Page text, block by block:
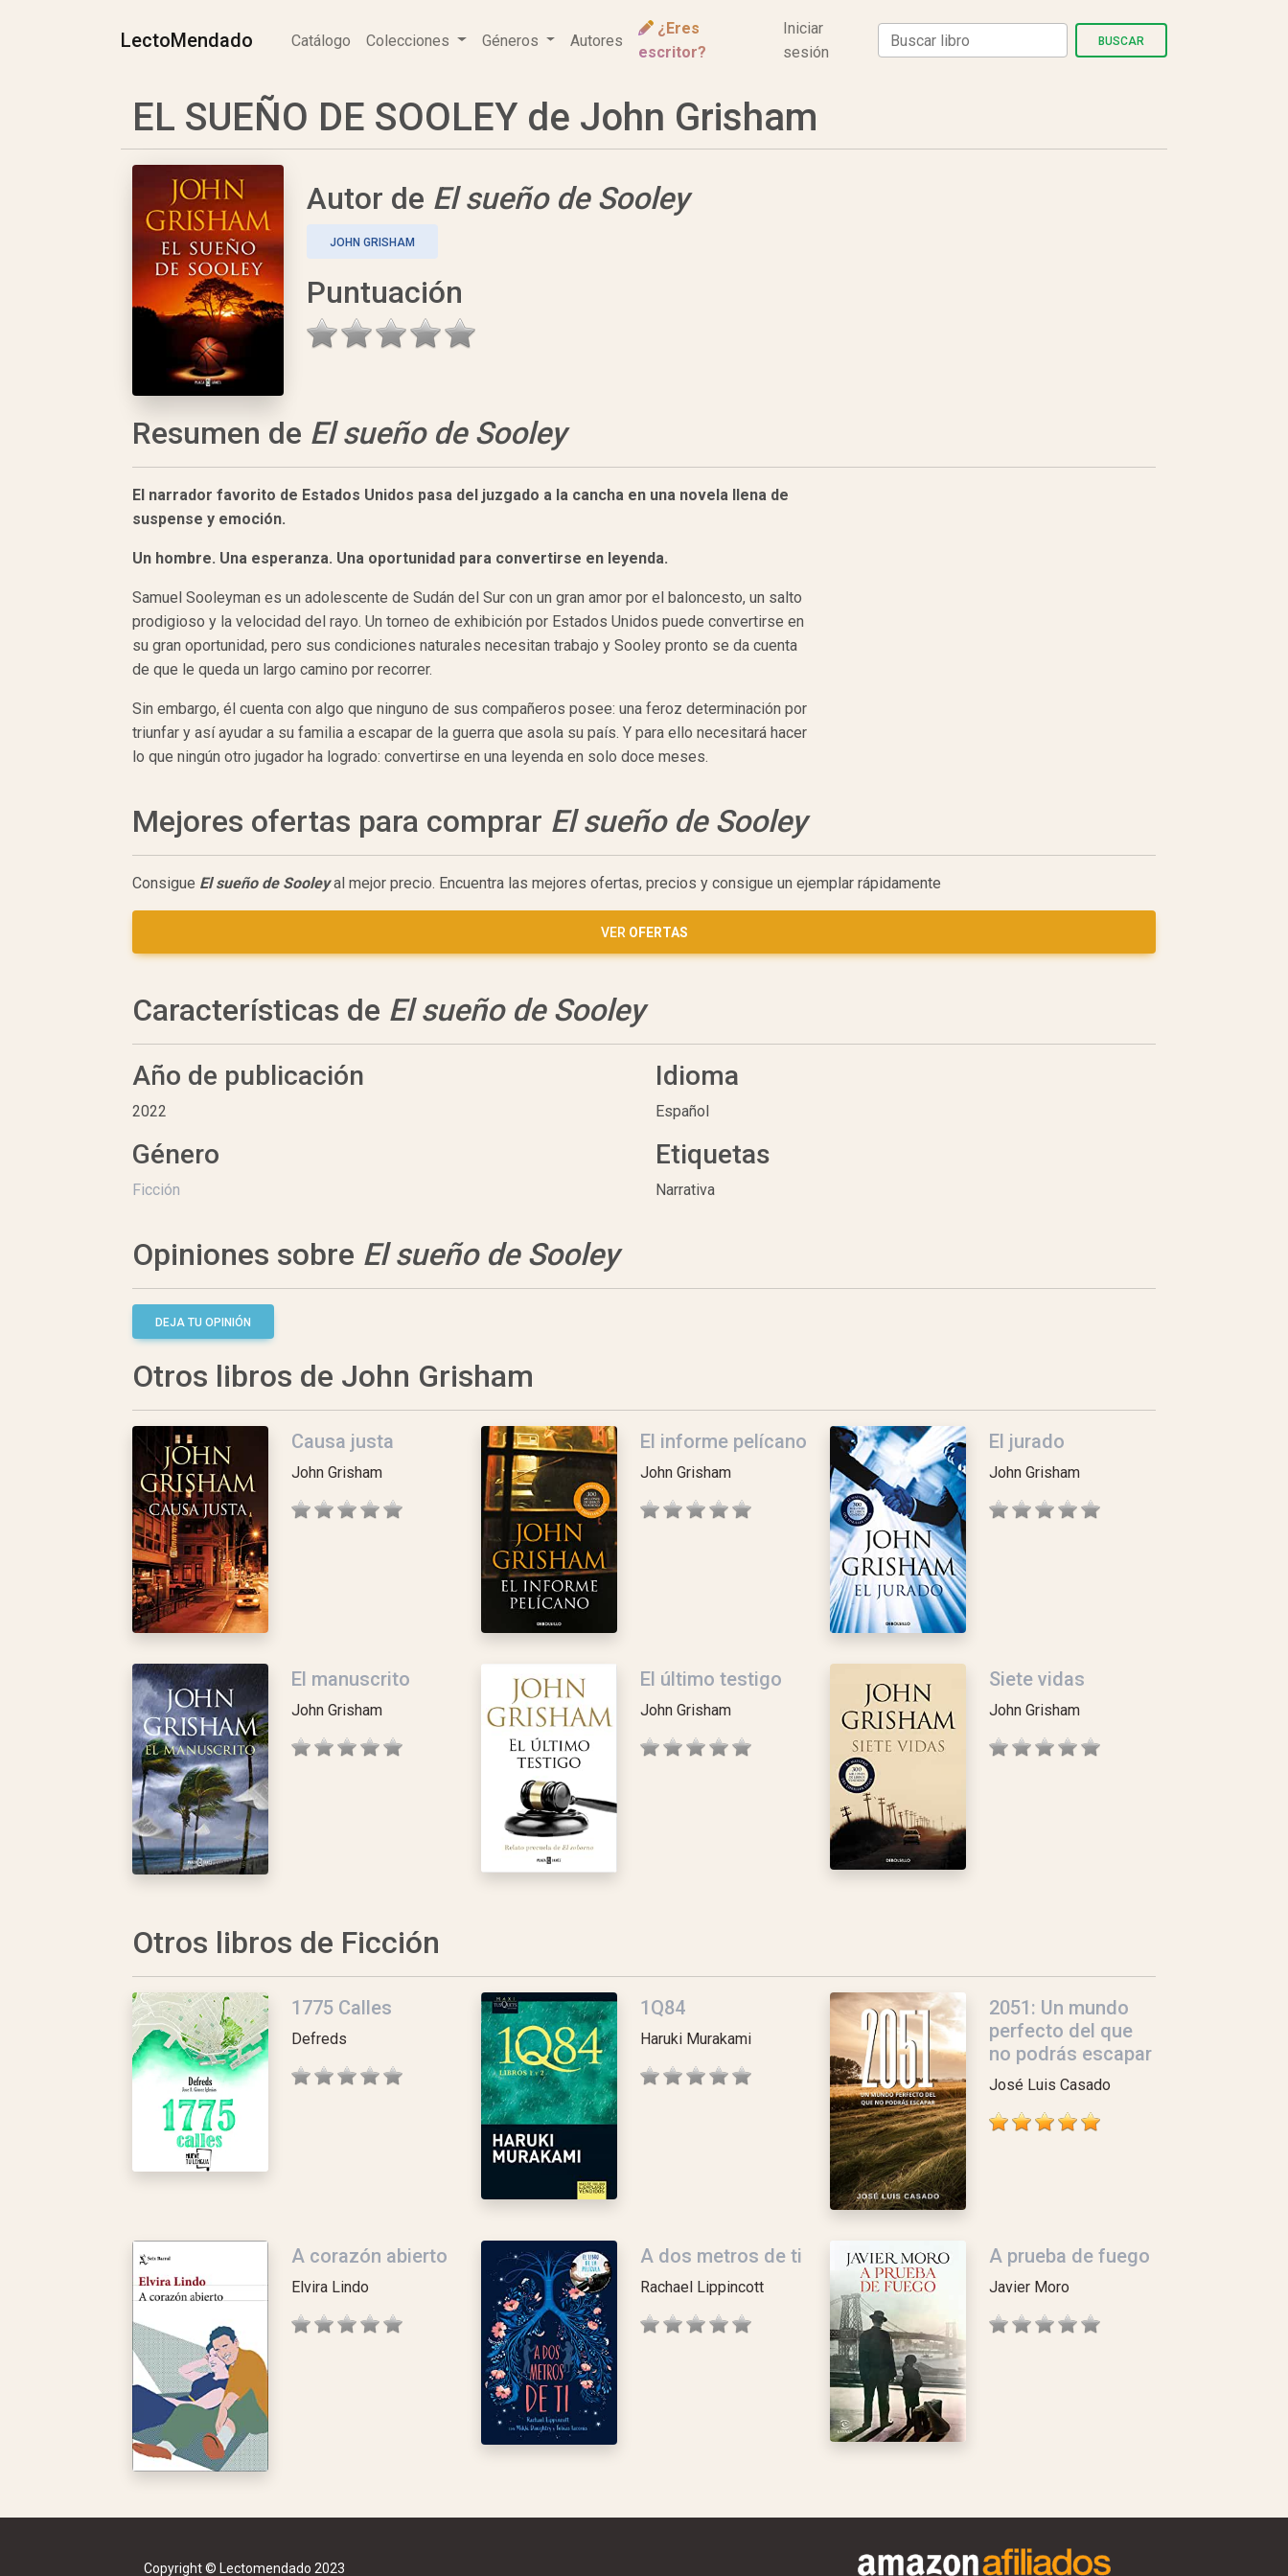
LectoMendado Catálogo Colecciones Géneros Autores
¿Eres
escritor?
Iniciar
sesión
BUSCAR
EL SUEÑO DE SOOLEY de John Grisham
Autor de El sueño de Sooley
JOHN GRISHAM
Puntuación
Resumen de El sueño de Sooley
El narrador favorito de Estados Unidos pasa del juzgado a la cancha en una novela
llena de
suspense y emoción.
Un hombre. Una esperanza. Una oportunidad para convertirse en leyenda.
Samuel Sooleyman es un adolescente de Sudán del Sur con un gran amor por el baloncesto, un salto
prodigioso y la velocidad del rayo. Un torneo de exhibición por Estados Unidos puede convertirse en
su gran oportunidad, pero sus condiciones naturales necesitan trabajo y Sooley pronto se da cuenta
de que le queda un largo camino por recorrer.
Sin embargo, él cuenta con algo que ninguno de sus compañeros posee: una feroz determinación por
triunfar y así ayudar a su familia a escapar de la guerra que asola su país. Y para ello necesitará hacer
lo que ningún otro jugador ha logrado: convertirse en una leyenda en solo doce meses.
Mejores ofertas para comprar El sueño de Sooley
Consigue El sueño de Sooleyal mejor precio. Encuentra las mejores ofertas, precios y consigue un ejemplar rápidamente
VER OFERTAS
Características de El sueño de Sooley
Año de publicación
2022
Idioma
Español
Género
Ficción
Etiquetas
Narrativa
Opiniones sobre El sueño de Sooley
DEJA TU OPINIÓN
Otros libros de John Grisham
Causa justa
John Grisham
El informe pelícano
John Grisham
El jurado
John Grisham
El manuscrito
John Grisham
El último testigo
John Grisham
Siete vidas
John Grisham
Otros libros de Ficción
1775 Calles
Defreds
1Q84
Haruki Murakami
2051: Un mundo
perfecto del que
no podrás escapar
José Luis Casado
A corazón abierto
Elvira Lindo
A dos metros de ti
Rachael Lippincott
A prueba de fuego
Javier Moro
Copyright © Lectomendado 2023